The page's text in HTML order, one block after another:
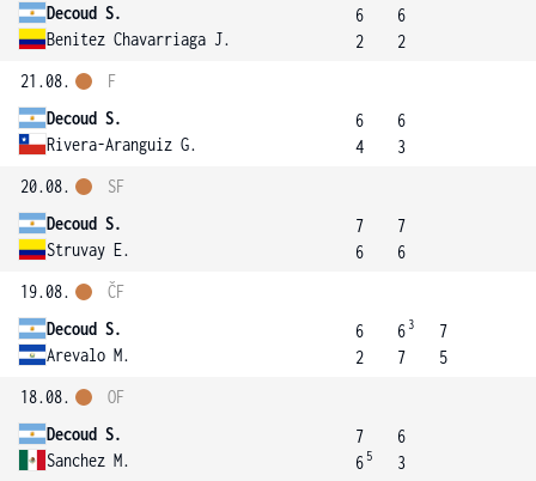
Decoud S.
Benitez Chavarriaga J.
6
2
6
2
21.08.
Decoud S.
Rivera-Aranguiz G.
F
6
4
6
3
20.08.
Decoud S.
Struvay E.
SF
7
6
7
6
19.08.
Decoud S.
Arevalo M.
ČF
6
2
6 3
7
7
5
18.08.
Decoud S.
Sanchez M.
OF
7
6 5
6
3